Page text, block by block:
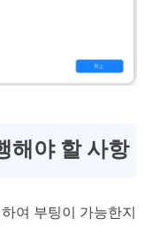
해야 할 사항
여 부팅이 가능한지